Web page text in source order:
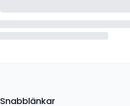
Snabblänkar